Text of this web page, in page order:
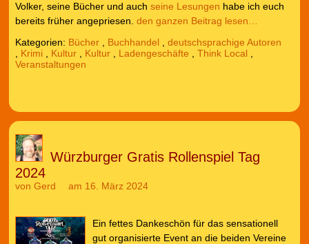
Volker, seine Bücher und auch seine Lesungen habe ich euch
bereits früher angepriesen. den ganzen Beitrag lesen…
Kategorien: Bücher, Buchhandel
deutschsprachige Autoren
Krimi Kultur, Kultur, Ladengeschäfte Think Local
Veranstaltungen
Würzburger Gratis Rollenspiel Tag
2024
von Gerd am 16. März 2024
Ein fettes Dankeschön für das sensationell
gut organisierte Event an die beiden Vereine